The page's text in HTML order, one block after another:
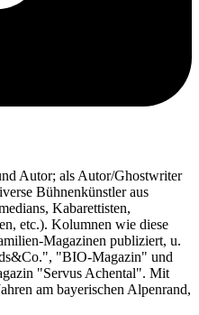
Autor; als Autor/Ghostwriter
Bühnenkünstler aus
Kabarettisten,
etc.). Kolumnen wie diese
Magazinen publiziert, u.
"BIO-Magazin" und
"Servus Achental". Mit
am bayerischen Alpenrand,